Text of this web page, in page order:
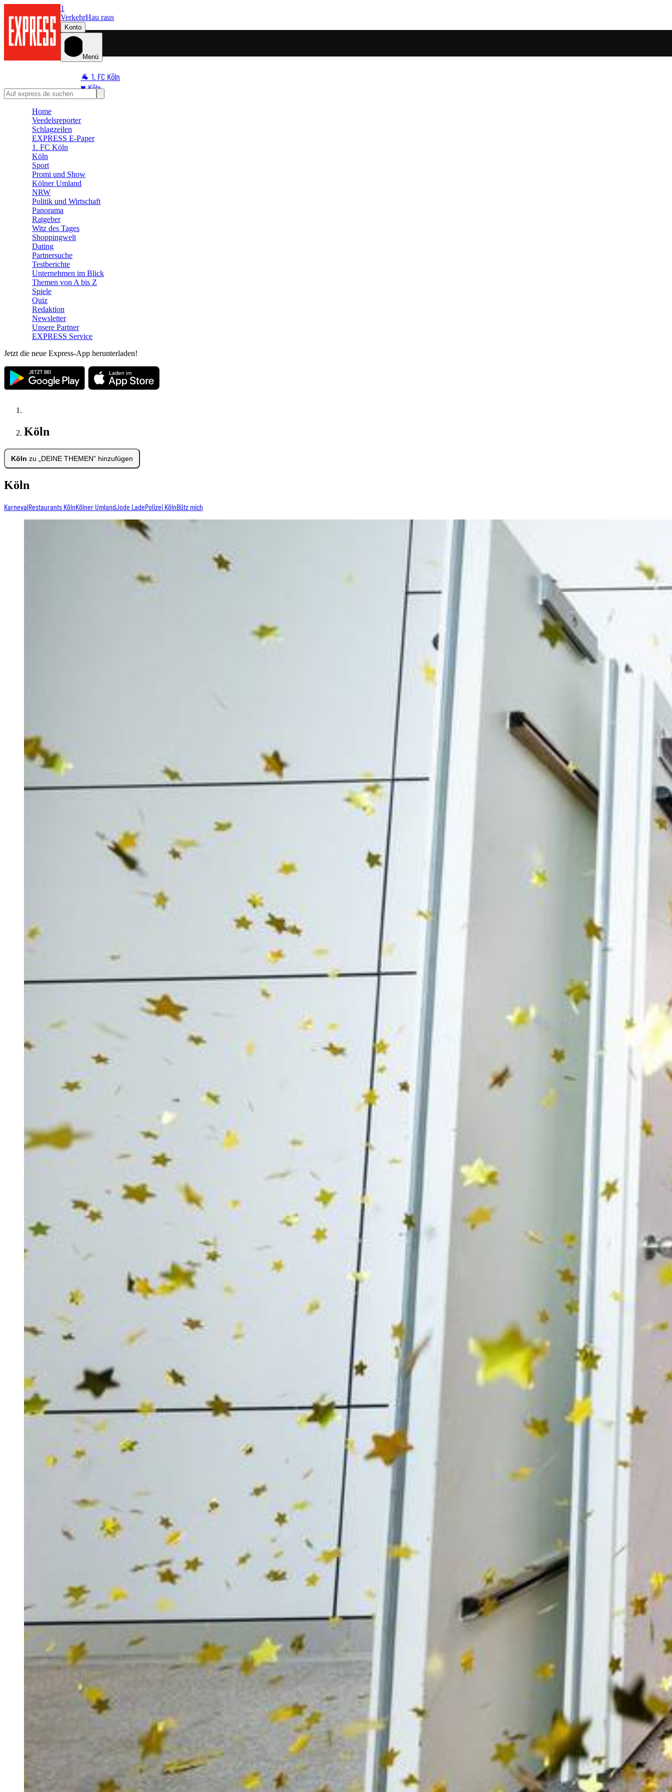
1
VerkehrHau raus
Konto
Menü
🐐 1. FC Köln
♥️ Köln
⭐ Promi
🧩 Spiele
Home
Veedelsreporter
Schlagzeilen
EXPRESS E-Paper
1. FC Köln
Köln
Sport
Promi und Show
Kölner Umland
NRW
Politik und Wirtschaft
Panorama
Ratgeber
Witz des Tages
Shoppingwelt
Dating
Partnersuche
Testberichte
Unternehmen im Blick
Themen von A bis Z
Spiele
Quiz
Redaktion
Newsletter
Unsere Partner
EXPRESS Service
Jetzt die neue Express-App herunterladen!
Köln
Köln zu „DEINE THEMEN” hinzufügen
Köln
KarnevalRestaurants KölnKölner UmlandJode LadePolizei KölnBütz mich